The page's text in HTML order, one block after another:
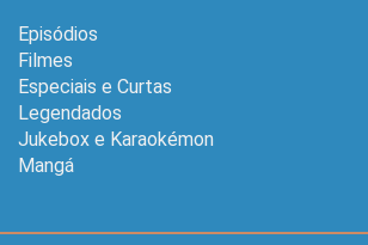
Episódios
Filmes
Especiais e Curtas
Legendados
Jukebox e Karaokémon
Mangá